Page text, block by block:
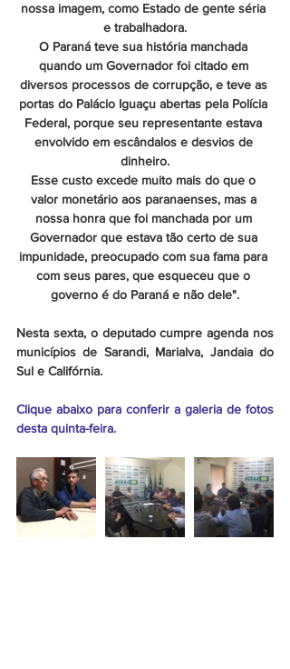
nossa imagem, como Estado de gente séria
e trabalhadora.
O Paraná teve sua história manchada
quando um Governador foi citado em
diversos processos de corrupção, e teve as
portas do Palácio Iguaçu abertas pela Polícia
Federal, porque seu representante estava
envolvido em escândalos e desvios de
dinheiro.
Esse custo excede muito mais do que o
valor monetário aos paranaenses, mas a
nossa honra que foi manchada por um
Governador que estava tão certo de sua
impunidade, preocupado com sua fama para
com seus pares, que esqueceu que o
governo é do Paraná e não dele".
Nesta sexta, o deputado cumpre agenda nos
municípios de Sarandi, Marialva, Jandaia do
Sul e Califórnia.
Clique abaixo para conferir a galeria de fotos
desta quinta-feira.